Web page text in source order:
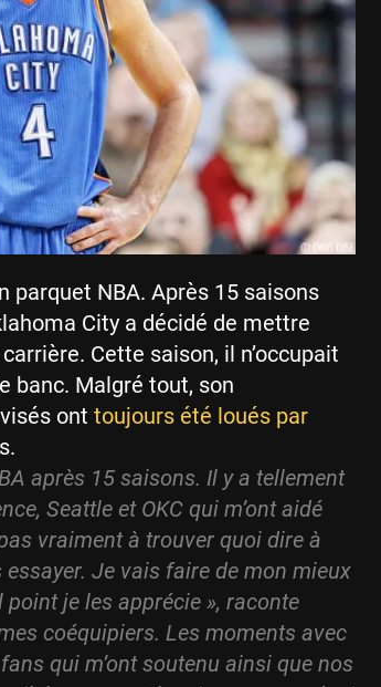
parquet NBA. Après 15 saisons
City a décidé de mettre
Cette saison, il n’occupait
banc. Malgré tout, son
ont toujours été loués par
après 15 saisons. Il y a tellement
Seattle et OKC qui m’ont aidé
vraiment à trouver quoi dire à
Je vais faire de mon mieux
je les apprécie », raconte
coéquipiers. Les moments avec
qui m’ont soutenu ainsi que nos